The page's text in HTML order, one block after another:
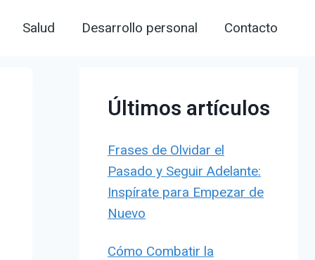
Salud Desarrollo personal Contacto
Últimos artículos
Frases de Olvidar el
Pasado y Seguir Adelante:
Inspírate para Empezar de
Nuevo
Cómo Combatir la